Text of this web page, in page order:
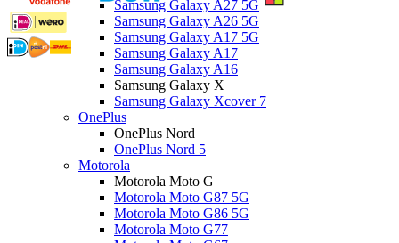
Samsung Galaxy A27 5G
Samsung Galaxy A26 5G
Samsung Galaxy A17 5G
Samsung Galaxy A17
Samsung Galaxy A16
Samsung Galaxy X
Samsung Galaxy Xcover 7
OnePlus
OnePlus Nord
OnePlus Nord 5
Motorola
Motorola Moto G
Motorola Moto G87 5G
Motorola Moto G86 5G
Motorola Moto G77